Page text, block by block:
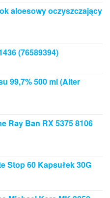
aloesowy oczyszczający
(76589394)
99,7% 500 ml (Alter
Ray Ban RX 5375 8106
Stop 60 Kapsułek 30G